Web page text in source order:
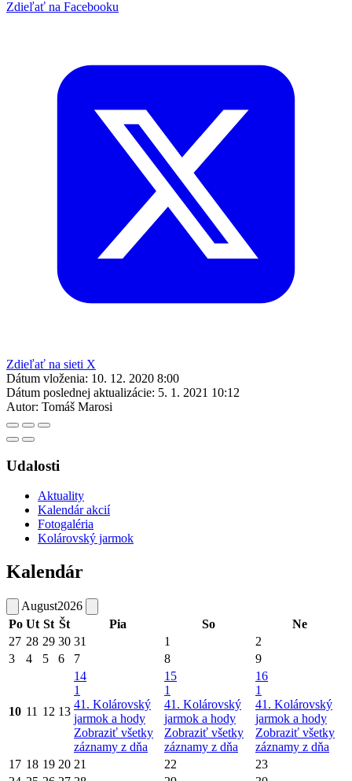
Zdieľať na Facebooku
Zdieľať na sieti X
Dátum vloženia: 10. 12. 2020 8:00
Dátum poslednej aktualizácie: 5. 1. 2021 10:12
Autor: Tomáš Marosi
Udalosti
Aktuality
Kalendár akcií
Fotogaléria
Kolárovský jarmok
Kalendár
August2026
Po Ut St Št Pia So
Ne
27 28 29 30 31 1
2
3
4 5 6 7 8 9
10 11 12 13
14
1
41. Kolárovský
jarmok a hody
Zobraziť všetky
záznamy z dňa
15
1
41. Kolárovský
jarmok a hody
Zobraziť všetky
záznamy z dňa
16
1
41. Kolárovský
jarmok a hody
Zobraziť všetky
záznamy z dňa
17 18 19 20 21 22
23